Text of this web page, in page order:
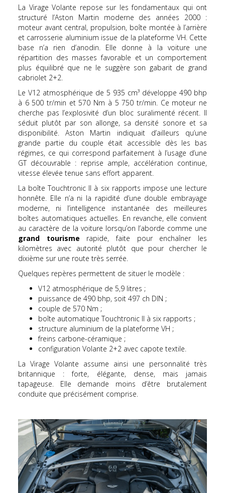
La Virage Volante repose sur les fondamentaux qui ont
structuré l’Aston Martin moderne des années 2000 :
moteur avant central, propulsion, boîte montée à l’arrière
et carrosserie aluminium issue de la plateforme VH. Cette
base n’a rien d’anodin. Elle donne à la voiture une
répartition des masses favorable et un comportement
plus équilibré que ne le suggère son gabarit de grand
cabriolet 2+2.
Le V12 atmosphérique de 5 935 cm³ développe 490 bhp
à 6 500 tr/min et 570 Nm à 5 750 tr/min. Ce moteur ne
cherche pas l’explosivité d’un bloc suralimenté récent. Il
séduit plutôt par son allonge, sa densité sonore et sa
disponibilité. Aston Martin indiquait d’ailleurs qu’une
grande partie du couple était accessible dès les bas
régimes, ce qui correspond parfaitement à l’usage d’une
GT découvrable : reprise ample, accélération continue,
vitesse élevée tenue sans effort apparent.
La boîte Touchtronic II à six rapports impose une lecture
honnête. Elle n’a ni la rapidité d’une double embrayage
moderne, ni l’intelligence instantanée des meilleures
boîtes automatiques actuelles. En revanche, elle convient
au caractère de la voiture lorsqu’on l’aborde comme une
grand tourisme rapide, faite pour enchaîner les
kilomètres avec autorité plutôt que pour chercher le
dixième sur une route très serrée.
Quelques repères permettent de situer le modèle :
V12 atmosphérique de 5,9 litres ;
puissance de 490 bhp, soit 497 ch DIN ;
couple de 570 Nm ;
boîte automatique Touchtronic II à six rapports ;
structure aluminium de la plateforme VH ;
freins carbone-céramique ;
configuration Volante 2+2 avec capote textile.
La Virage Volante assume ainsi une personnalité très
britannique : forte, élégante, dense, mais jamais
tapageuse. Elle demande moins d’être brutalement
conduite que précisément comprise.